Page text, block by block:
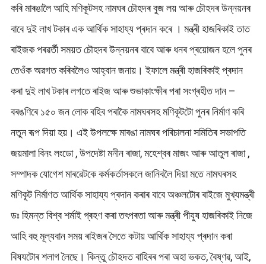
কৰি মাৰঙালৈ আহি মণিকূটসহ নামঘৰ চৌহদৰ বুজ লয় আৰু চৌহদৰ উন্নয়নৰ
বাবে দুই লাখ টকাৰ এক আৰ্থিক সাহায্য প্ৰদান কৰে । মন্ত্ৰী হাজৰিকাই তাত
ৰাইজক পৰৱৰ্তী সময়ত চৌহদৰ উন্নয়নৰ বাবে আৰু ধনৰ প্ৰয়োজন হলে পুনৰ
তেওঁক অৱগত কৰিবলৈও আহ্বান জনায়। ইফালে মন্ত্ৰী হাজৰিকাই প্ৰদান
কৰা দুই লাখ টকাৰ লগতে ৰাইজ আৰু শুভাকাংক্ষীৰ পৰা সংগ্ৰহীত দান –
বৰঙণিৰে ১৫০ জন লোক বহিব পৰাকৈ নামঘৰসহ মণিকূটটো পুনৰ নিৰ্মাণ কৰি
নতুন ৰূপ দিয়া হয়। এই উপলক্ষে মাৰঙা নামঘৰ পৰিচালনা সমিতিৰ সভাপতি
জয়মালা বিনং লংডো , উপদেষ্টা মনীন ৰাজা, মহেশ্বৰ মাজং আৰু আতুল ৰাজা ,
সম্পাদক যোগেশ মাৰৱেটকে কৰ্মকৰ্তাসকলে জানিবলৈ দিয়া মতে নামঘৰসহ
মণিকূট নিৰ্মাণত আৰ্থিক সাহায্য প্ৰদান কৰাৰ বাবে অঞ্চলটোৰ ৰাইজে মুখ্যমন্ত্ৰী
ডঃ হিমন্ত বিশ্ব শৰ্মাই গ্ৰহণ কৰা তৎপৰতা আৰু মন্ত্ৰী পীযুষ হাজৰিকাই নিজে
আহি বহু মূল্যবান সময় ৰাইজৰ সৈতে কটায় আৰ্থিক সাহায্য প্ৰদান কৰা
বিষযটোৰ শলাগ লৈছে। কিন্তু চৌহদত বাহিৰৰ পৰা অহা ভকত, বৈষ্ণৱ, আই,